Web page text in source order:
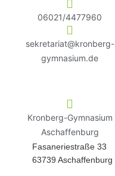
06021/4477960
sekretariat@kronberg-
gymnasium.de
Kronberg-Gymnasium
Aschaffenburg
Fasaneriestraße 33
63739 Aschaffenburg